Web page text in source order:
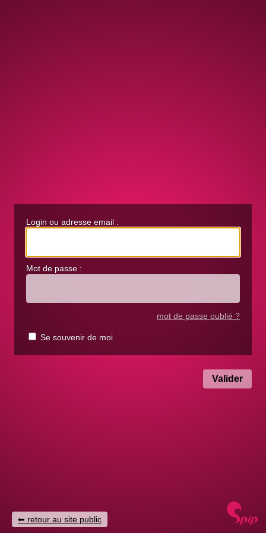
Login ou adresse email :
Mot de passe :
mot de passe oublié ?
Se souvenir de moi
retour au site public